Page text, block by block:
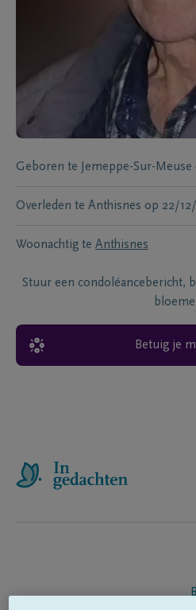
Geboren te Jemeppe-Sur-Meuse
Overleden te Anthisnes op 22/
Woonachtig te Anthisnes
Stuur een condoléancebericht,
Betuig je